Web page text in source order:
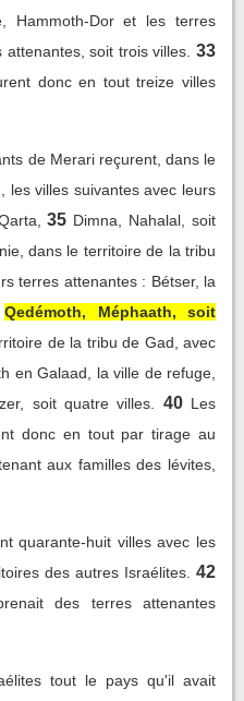
Hammoth-Dor et les terres
soit trois villes. 33
donc en tout treize villes
de Merari reçurent, dans le
les villes suivantes avec leurs
35 Dimna, Nahalal, soit
dans le territoire de la tribu
terres attenantes : Bétser, la
Qedémoth, Méphaath, soit
de la tribu de Gad, avec
en Galaad, la ville de refuge,
soit quatre villes. 40 Les
donc en tout par tirage au
aux familles des lévites,
quarante-huit villes avec les
des autres Israélites. 42
des terres attenantes
tout le pays qu'il avait